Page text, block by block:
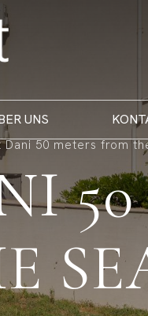
UNS
Dani 50 meters from
50